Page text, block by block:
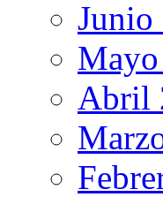
Junio
Abril